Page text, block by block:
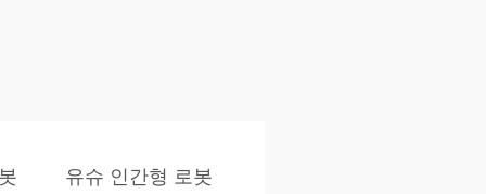
유슈 인간형 로봇